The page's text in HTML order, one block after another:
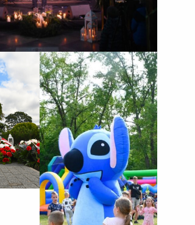
Rodzinny Piknik
Sportowy z okazji
Dnia Dziecka
Rodzinny Piknik Sportowy z
okazji Dnia Dziecka
połączony z IV Biegiem
Zakroczymskim „Nałogi!
Dzieciaki w nogi!”
realizowany był w
partnerstwie z Samorządem
Województwa
Mazowieckiego i
wspófinansowany był ze